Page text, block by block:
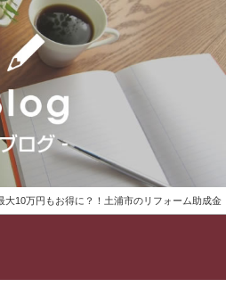
大10万円もお得に？！土浦市のリフォーム助成金